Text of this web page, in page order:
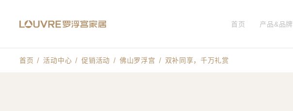
首页 产品&品牌
首页 活动中心 促销活动 佛山罗浮宫 双补同享，千万礼赏